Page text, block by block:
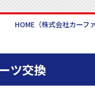
HOME （株式会社カーフ
ツ交換